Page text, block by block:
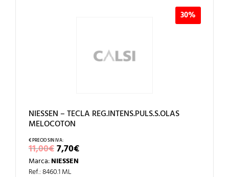
30%
NIESSEN – TECLA REG.INTENS.PULS.S.OLAS
MELOCOTON
11,00€EL
PRECIO
ORIGINAL
ERA:
7,70€EL
PRECIO
Marca:NIESSEN
Ref.: 8460.1 ML